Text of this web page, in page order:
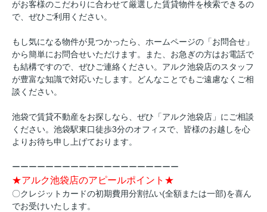
がお客様のこだわりに合わせて厳選した賃貸物件を検索できるの
で、ぜひご利用ください。
もし気になる物件が見つかったら、ホームページの「お問合せ」
から簡単にお問合せいただけます。また、お急ぎの方はお電話で
も結構ですので、ぜひご連絡ください。アルク池袋店のスタッフ
が豊富な知識で対応いたします。どんなことでもご遠慮なくご相
談ください。
池袋で賃貸不動産をお探しなら、ぜひ「アルク池袋店」にご相談
ください。池袋駅東口徒歩3分のオフィスで、皆様のお越しを心
よりお待ち申し上げております。
ーーーーーーーーーーーーーーーーーーーー
★アルク池袋店のアピールポイント★
〇クレジットカードの初期費用分割払い(全額または一部)を喜ん
でお受けいたします。